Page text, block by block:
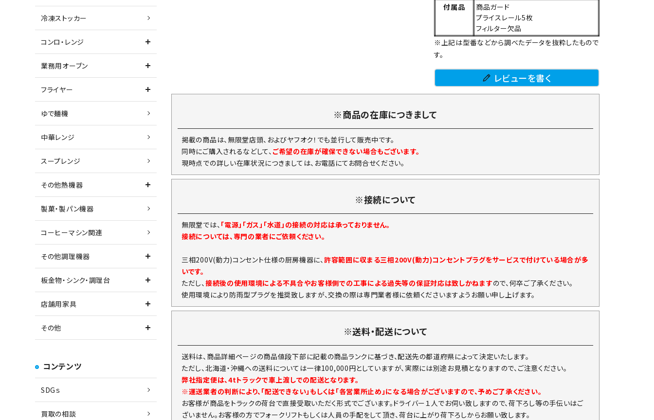
冷凍ストッカー
コンロ・レンジ
業務用オーブン
フライヤー
ゆで麺機
中華レンジ
スープレンジ
その他熱機器
製菓・製パン機器
コーヒーマシン関連
その他調理機器
板金物・シンク・調理台
店舗用家具
その他
コンテンツ
SDGｓ
買取の相談
付属品
商品ガード
プライスレール5枚
フィルター欠品
※上記は型番などから調べたデータを抜粋したもので
す。
レビューを書く
※商品の在庫につきまして
掲載の商品は、無限堂店頭、およびヤフオク！でも並行して販売中です。
同時にご購入されるなどして、 ご希望の在庫が確保できない場合もございます。
現時点での詳しい在庫状況につきましては、お電話にてお問合せください。
※接続について
無限堂では、 「電源」「ガス」「水道」の接続の対応は承っておりません。
接続については、専門の業者にご依頼ください。
三相200V(動力)コンセント仕様の厨房機器に、 許容範囲に収まる三相200V(動力)コンセントプラグをサービスで付けている場合が多
いです。
ただし、 接続後の使用環境による不具合やお客様側での工事による過失等の保証対応は致しかねますので、何卒ご了承ください。
使用環境により防雨型プラグを推奨致しますが、交換の際は専門業者様に依頼くださいますようお願い申し上げます。
※送料・配送について
送料は、商品詳細ページの商品値段下部に記載の商品ランクに基づき、配送先の都道府県によって決定いたします。
ただし、北海道・沖縄への送料については一律100,000円としていますが、実際には別途お見積となりますので、ご注意ください。
弊社指定便は、4tトラックで車上渡しでの配送となります。
※運送業者の判断により、「配送できない」もしくは「各営業所止め」になる場合がございますので、予めご了承ください。
お客様が商品をトラックの荷台で直接受取いただく形式でございます。ドライバー１人でお伺い致しますので、荷下ろし等の手伝いはご
ざいません。お客様の方でフォークリフトもしくは人員の手配をして頂き、荷台に上がり荷下ろしからお願い致します。